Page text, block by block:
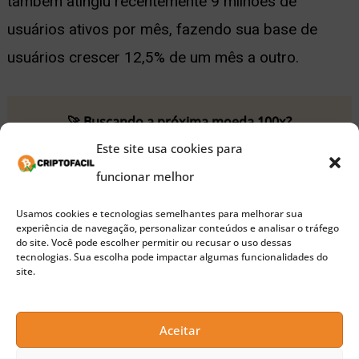
Este site usa cookies para
funcionar melhor
Usamos cookies e tecnologias semelhantes para melhorar sua
experiência de navegação, personalizar conteúdos e analisar o tráfego
do site. Você pode escolher permitir ou recusar o uso dessas
tecnologias. Sua escolha pode impactar algumas funcionalidades do
site.
Aceitar
usuários ativos por mês, fazendo sua base de
usuários crescer 12,5% de um mês a outro.
🚀 Buscando a próxima moeda 100x?
Confira nossas sugestões de Pre-Sales para investir
agora
Com a série de notícias positivas, o BAT avançou
7% nas últimas 24 horas. O token está agora
cotado a US$0,262 — um aumento de mais de 21%